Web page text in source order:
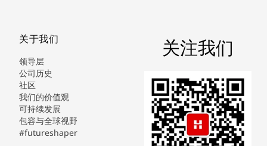
关于我们
领导层
公司历史
社区
我们的价值观
可持续发展
包容与全球视野
#futureshaper
关注我们